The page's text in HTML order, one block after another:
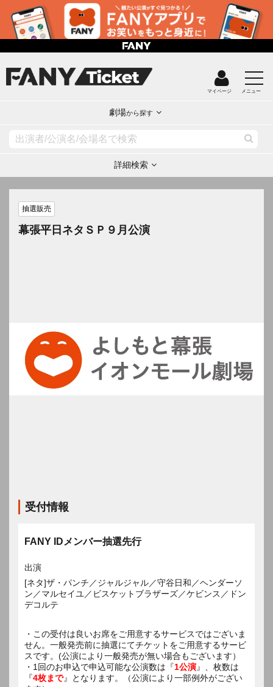
マイページ メニュー
劇場から探す
詳細検索
抽選販売
幕張平日ネタＳＰ９月公演
受付情報
FANY IDメンバー抽選先行
出演
[ネタ]ザ・パンチ／ジャルジャル／守谷日和／ヘンダーソ
ン／マルセイユ／ビスケットブラザーズ／ケビンス／ドン
デコルテ
・この受付は良いお席をご用意するサービスではございま
せん。一般発売前に抽選にてチケットをご用意するサービ
スです。(公演により一般発売が無い場合もございます）
・1回のお申込で申込可能な公演数は『1公演』、枚数は
『4枚まで』となります。（公演により一部例外がござい